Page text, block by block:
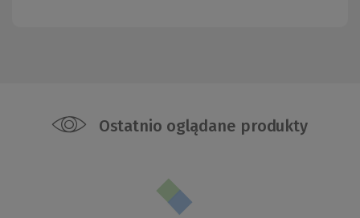
Ostatnio oglądane produkty